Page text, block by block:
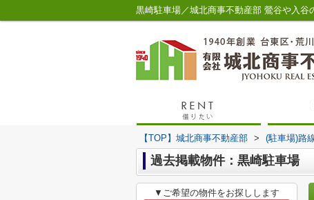
黒崎駐車場／城北商事不動産部 鶯谷や入谷
【TOP】城北商事不動産部 > (駐車場)路
過去掲載物件：黒崎駐車場
▼ご希望の物件をお探しします